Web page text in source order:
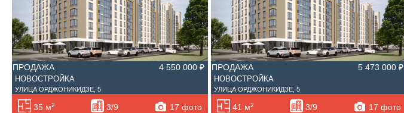
ПРОДАЖА 4 550 000 ₽
НОВОСТРОЙКА
УЛИЦА ОРДЖОНИКИДЗЕ, 5
35 м2 3/9 17 фото
ПРОДАЖА 5 473 000 ₽
НОВОСТРОЙКА
УЛИЦА ОРДЖОНИКИДЗЕ, 5
41 м2 3/9 17 фото